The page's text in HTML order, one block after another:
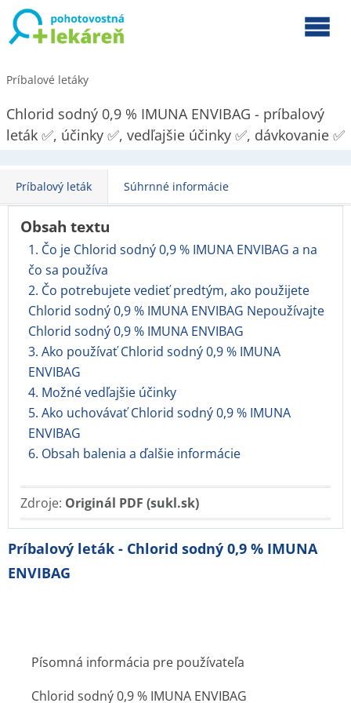
Príbalové letáky
Chlorid sodný 0,9 % IMUNA ENVIBAG - príbalový
leták ✅, účinky ✅, vedľajšie účinky ✅, dávkovanie ✅
Príbalový leták Súhrnné informácie
Obsah textu
1. Čo je Chlorid sodný 0,9 % IMUNA ENVIBAG a na
čo sa používa
2. Čo potrebujete vedieť predtým, ako použijete
Chlorid sodný 0,9 % IMUNA ENVIBAG Nepoužívajte
Chlorid sodný 0,9 % IMUNA ENVIBAG
3. Ako používať Chlorid sodný 0,9 % IMUNA
ENVIBAG
4. Možné vedľajšie účinky
5. Ako uchovávať Chlorid sodný 0,9 % IMUNA
ENVIBAG
6. Obsah balenia a ďalšie informácie
Zdroje: Originál PDF (sukl.sk)
Príbalový leták - Chlorid sodný 0,9 % IMUNA
ENVIBAG
Písomná informácia pre používateľa
Chlorid sodný 0,9 % IMUNA ENVIBAG